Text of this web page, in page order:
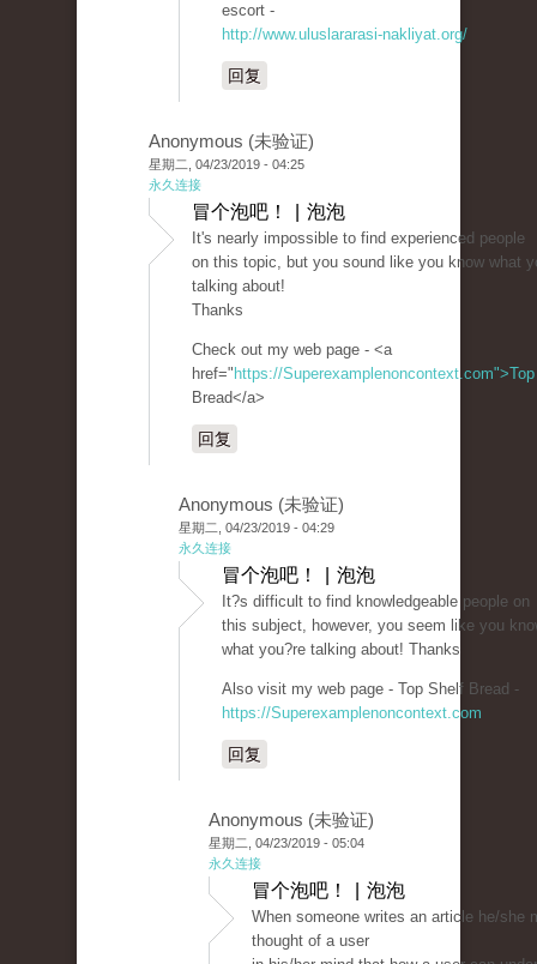
escort -
http://www.uluslararasi-nakliyat.org/
回复
Anonymous (未验证)
星期二, 04/23/2019 - 04:25
永久连接
冒个泡吧！ | 泡泡
It's nearly impossible to find experienced people
on this topic, but you sound like you know what
talking about!
Thanks
Check out my web page - <a
href=" https://Superexamplenoncontext.com">Top
Bread</a>
回复
Anonymous (未验证)
星期二, 04/23/2019 - 04:29
永久连接
冒个泡吧！ | 泡泡
It?s difficult to find knowledgeable people on
this subject, however, you seem like you
what you?re talking about! Thanks
Also visit my web page - Top Shelf Bread -
https://Superexamplenoncontext.com
回复
Anonymous (未验证)
星期二, 04/23/2019 - 05:04
永久连接
冒个泡吧！ | 泡泡
When someone writes an article he/she
thought of a user